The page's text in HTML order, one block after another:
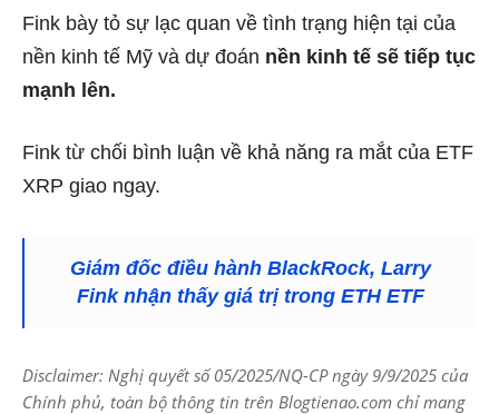
Fink bày tỏ sự lạc quan về tình trạng hiện tại của
nền kinh tế Mỹ và dự đoán nền kinh tế sẽ tiếp tục
mạnh lên.
Fink từ chối bình luận về khả năng ra mắt của ETF
XRP giao ngay.
Giám đốc điều hành BlackRock, Larry
Fink nhận thấy giá trị trong ETH ETF
Disclaimer: Nghị quyết số 05/2025/NQ-CP ngày 9/9/2025 của
Chính phủ, toàn bộ thông tin trên Blogtienao.com chỉ mang